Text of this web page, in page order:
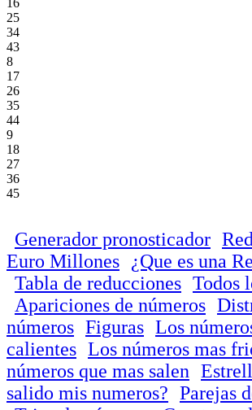
25
34
43
8
17
26
35
44
9
18
27
36
45
Generador pronosticador
Euro Millones
¿Que es una
Tabla de reducciones Todos
Apariciones de números
números Figuras Los
calientes Los números mas
números que mas salen
salido mis numeros? Parejas